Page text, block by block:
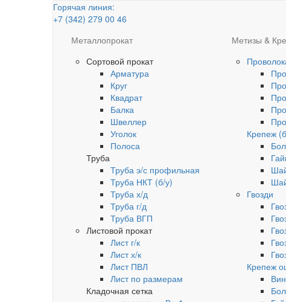
Горячая линия:
+7 (342) 279 00 46
Металлопрокат
Сортовой прокат
Арматура
Круг
Квадрат
Балка
Швеллер
Уголок
Полоса
Труба
Труба э/с профильная
Труба НКТ (б/у)
Труба х/д
Труба г/д
Труба ВГП
Листовой прокат
Лист г/к
Лист х/к
Лист ПВЛ
Лист по размерам
Кладочная сетка
Метизы &
Крепеж
Гвозди
Крепеж